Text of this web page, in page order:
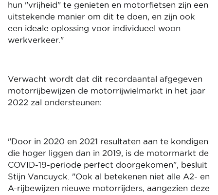
hun "vrijheid" te genieten en motorfietsen zijn een
uitstekende manier om dit te doen, en zijn ook
een ideale oplossing voor individueel woon-
werkverkeer."
Verwacht wordt dat dit recordaantal afgegeven
motorrijbewijzen de motorrijwielmarkt in het jaar
2022 zal ondersteunen:
"Door in 2020 en 2021 resultaten aan te kondigen
die hoger liggen dan in 2019, is de motormarkt de
COVID-19-periode perfect doorgekomen", besluit
Stijn Vancuyck. "Ook al betekenen niet alle A2- en
A-rijbewijzen nieuwe motorrijders, aangezien deze